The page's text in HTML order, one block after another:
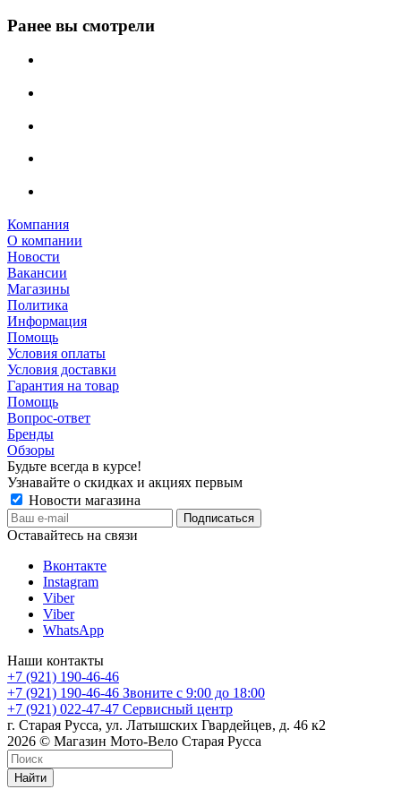
Ранее вы смотрели
Компания
О компании
Новости
Вакансии
Магазины
Политика
Информация
Помощь
Условия оплаты
Условия доставки
Гарантия на товар
Помощь
Вопрос-ответ
Бренды
Обзоры
Будьте всегда в курсе!
Узнавайте о скидках и акциях первым
Новости магазина
Оставайтесь на связи
Вконтакте
Instagram
Viber
Viber
WhatsApp
Наши контакты
+7 (921) 190-46-46
+7 (921) 190-46-46 Звоните с 9:00 до 18:00
+7 (921) 022-47-47 Сервисный центр
г. Старая Русса, ул. Латышских Гвардейцев, д. 46 к2
2026 © Магазин Мото-Вело Старая Русса
Найти